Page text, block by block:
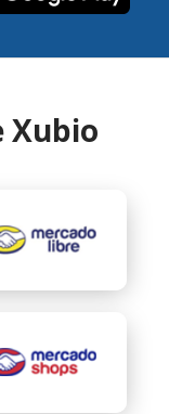
Xubio